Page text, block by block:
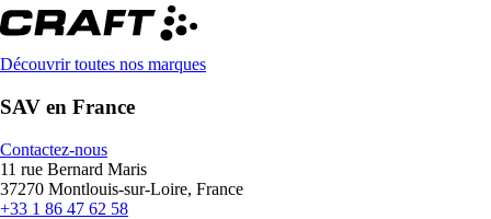
Découvrir toutes nos marques
SAV en France
Contactez-nous
11 rue Bernard Maris
37270 Montlouis-sur-Loire, France
+33 1 86 47 62 58